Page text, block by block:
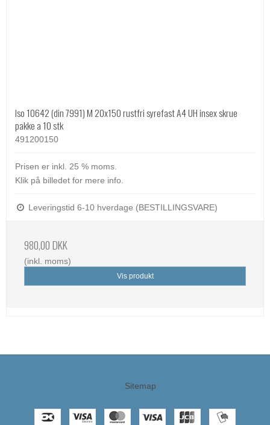
Iso 10642 (din 7991) M 20x150 rustfri syrefast A4 UH insex skrue
pakke a 10 stk
491200150
Prisen er inkl. 25 % moms.
Klik på billedet for mere info.
Leveringstid 6-10 hverdage (BESTILLINGSVARE)
980,00 DKK
(inkl. moms)
Vis produkt
Sitemap